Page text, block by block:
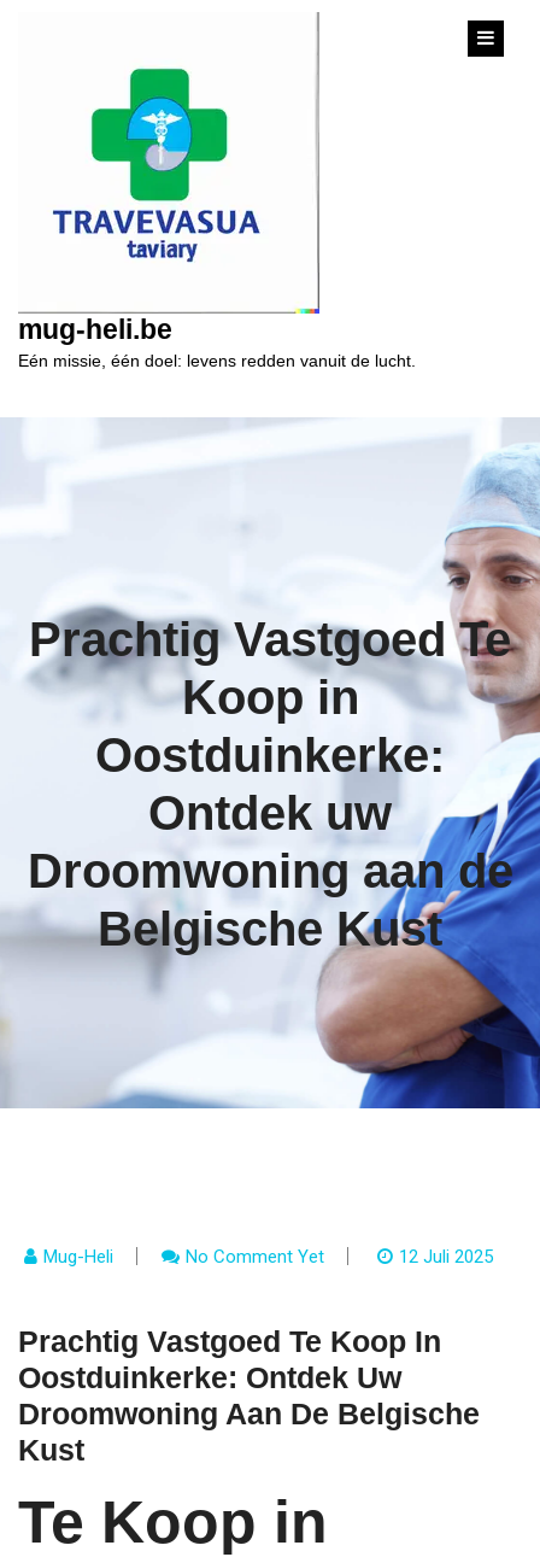
mug-heli.be
Eén missie, één doel: levens redden vanuit de lucht.
Prachtig Vastgoed Te
Koop in
Oostduinkerke:
Ontdek uw
Droomwoning aan de
Belgische Kust
Mug-Heli No Comment Yet 12 Juli 2025
Prachtig Vastgoed Te Koop In
Oostduinkerke: Ontdek Uw
Droomwoning Aan De Belgische
Kust
Te Koop in